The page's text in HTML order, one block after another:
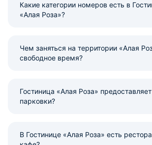
Какие категории номеров есть в
«Алая Роза»?
Чем заняться на территории «Алая
свободное время?
Гостиница «Алая Роза»
парковки?
В Гостинице «Алая Роза» есть